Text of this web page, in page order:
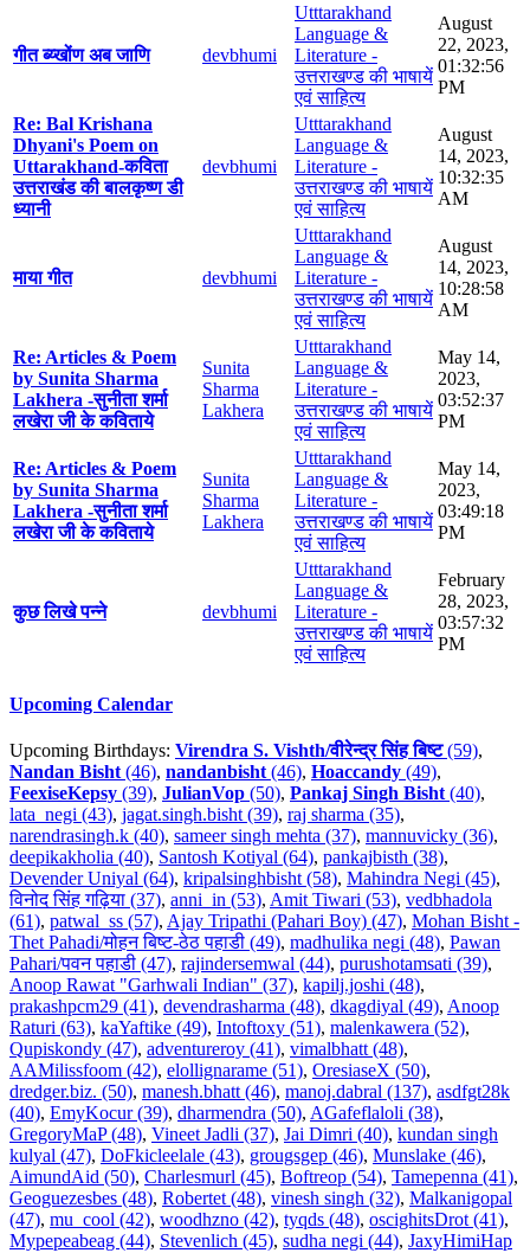
गीत ब्य्खोंण अब जाणि devbhumi
Utttarakhand
Language &
Literature -
उत्तराखण्ड की भाषायें
एवं साहित्य
August
22, 2023,
01:32:56
PM
Re: Bal Krishana
Dhyani's Poem on
Uttarakhand-कविता
उत्तराखंड की बालकृष्ण डी
ध्यानी
devbhumi
Utttarakhand
Language &
Literature -
उत्तराखण्ड की भाषायें
एवं साहित्य
August
14, 2023,
10:32:35
AM
माया गीत devbhumi
Utttarakhand
Language &
Literature -
उत्तराखण्ड की भाषायें
एवं साहित्य
August
14, 2023,
10:28:58
AM
Re: Articles & Poem
by Sunita Sharma
Lakhera -सुनीता शर्मा
लखेरा जी के कविताये
Sunita
Sharma
Lakhera
Utttarakhand
Language &
Literature -
उत्तराखण्ड की भाषायें
एवं साहित्य
May 14,
2023,
03:52:37
PM
Re: Articles & Poem
by Sunita Sharma
Lakhera -सुनीता शर्मा
लखेरा जी के कविताये
Sunita
Sharma
Lakhera
Utttarakhand
Language &
Literature -
उत्तराखण्ड की भाषायें
एवं साहित्य
May 14,
2023,
03:49:18
PM
कुछ लिखे पन्ने devbhumi
Utttarakhand
Language &
Literature -
उत्तराखण्ड की भाषायें
एवं साहित्य
February
28, 2023,
03:57:32
PM
Upcoming Calendar
Upcoming Birthdays: Virendra S. Vishth/वीरेन्द्र सिंह बिष्ट(59),
Nandan Bisht(46), nandanbisht(46), Hoaccandy (49),
FeexiseKepsy (39), JulianVop (50), Pankaj Singh Bisht(40),
lata_negi (43), jagat.singh.bisht (39), raj sharma (35),
narendrasingh.k (40), sameer singh mehta (37), mannuvicky (36),
deepikakholia (40), Santosh Kotiyal (64), pankajbisth (38),
Devender Uniyal (64), kripalsinghbisht (58), Mahindra Negi (45),
विनोद सिंह गढ़िया (37), anni_in (53), Amit Tiwari (53), vedbhadola
(61), patwal_ss (57), Ajay Tripathi (Pahari Boy) (47), Mohan Bisht -
Thet Pahadi/मोहन बिष्ट-ठेठ पहाडी (49), madhulika negi (48), Pawan
Pahari/पवन पहाडी (47), rajindersemwal (44), purushotamsati (39),
Anoop Rawat "Garhwali Indian" (37), kapilj.joshi (48),
prakashpcm29 (41), devendrasharma (48), dkagdiyal (49), Anoop
Raturi (63), kaYaftike (49), Intoftoxy (51), malenkawera (52),
Qupiskondy (47), adventureroy (41), vimalbhatt (48),
AAMilissfoom (42), elollignarame (51), OresiaseX (50),
dredger.biz. (50), manesh.bhatt (46), manoj.dabral (137), asdfgt28k
(40), EmyKocur (39), dharmendra (50), AGafeflaloli (38),
GregoryMaP (48), Vineet Jadli (37), Jai Dimri (40), kundan singh
kulyal (47), DoFkicleelale (43), grougsgep (46), Munslake (46),
AimundAid (50), Charlesmurl (45), Boftreop (54), Tamepenna (41),
Geoguezesbes (48), Robertet (48), vinesh singh (32), Malkanigopal
(47), mu_cool (42), woodhzno (42), tyqds (48), oscighitsDrot (41),
Mypepeabeag (44), Stevenlich (45), sudha negi (44), JaxyHimiHap